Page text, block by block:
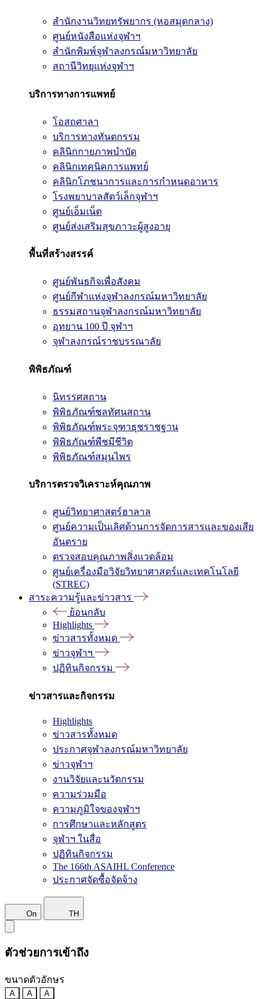
สำนักงานวิทยทรัพยากร (หอสมุดกลาง)
ศูนย์หนังสือแห่งจุฬาฯ
สำนักพิมพ์จุฬาลงกรณ์มหาวิทยาลัย
สถานีวิทยุแห่งจุฬาฯ
บริการทางการแพทย์
โอสถศาลา
บริการทางทันตกรรม
คลินิกกายภาพบำบัด
คลินิกเทคนิคการแพทย์
คลินิกโภชนาการและการกำหนดอาหาร
โรงพยาบาลสัตว์เล็กจุฬาฯ
ศูนย์เอ็มเน็ต
ศูนย์ส่งเสริมสุขภาวะผู้สูงอายุ
พื้นที่สร้างสรรค์
ศูนย์พันธกิจเพื่อสังคม
ศูนย์กีฬาแห่งจุฬาลงกรณ์มหาวิทยาลัย
ธรรมสถานจุฬาลงกรณ์มหาวิทยาลัย
อุทยาน 100 ปี จุฬาฯ
จุฬาลงกรณ์ราชบรรณาลัย
พิพิธภัณฑ์
นิทรรศสถาน
พิพิธภัณฑ์ชลทัศนสถาน
พิพิธภัณฑ์พระจุฑาธุชราชฐาน
พิพิธภัณฑ์พืชมีชีวิต
พิพิธภัณฑ์สมุนไพร
บริการตรวจวิเคราะห์คุณภาพ
ศูนย์วิทยาศาสตร์ฮาลาล
ศูนย์ความเป็นเลิศด้านการจัดการสารและของเสีย
อันตราย
ตรวจสอบคุณภาพสิ่งแวดล้อม
ศูนย์เครื่องมือวิจัยวิทยาศาสตร์และเทคโนโลยี
(STREC)
สาระความรู้และข่าวสาร
ย้อนกลับ
Highlights
ข่าวสารทั้งหมด
ข่าวจุฬาฯ
ปฏิทินกิจกรรม
ข่าวสารและกิจกรรม
Highlights
ข่าวสารทั้งหมด
ประกาศจุฬาลงกรณ์มหาวิทยาลัย
ข่าวจุฬาฯ
งานวิจัยและนวัตกรรม
ความร่วมมือ
ความภูมิใจของจุฬาฯ
การศึกษาและหลักสูตร
จุฬาฯ ในสื่อ
ปฏิทินกิจกรรม
The 166th ASAIHL Conference
ประกาศจัดซื้อจัดจ้าง
On TH
ตัวช่วยการเข้าถึง
ขนาดตัวอักษร
A A A